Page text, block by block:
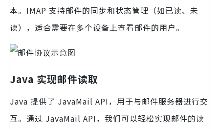
本。IMAP 支持邮件的同步和状态管理（如已读、未
读），适合需要在多个设备上查看邮件的用户。
Java 实现邮件读取
Java 提供了 JavaMail API，用于与邮件服务器进行交
互。通过 JavaMail API，我们可以轻松实现邮件的读